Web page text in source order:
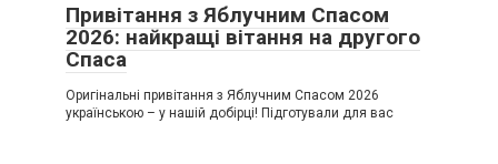
Привітання з Яблучним Спасом
2026: найкращі вітання на другого
Спаса
Оригінальні привітання з Яблучним Спасом 2026
українською – у нашій добірці! Підготували для вас